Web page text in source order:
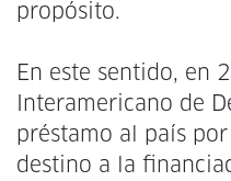
propósito.
En este sentido, en
Interamericano de
préstamo al país
destino a la